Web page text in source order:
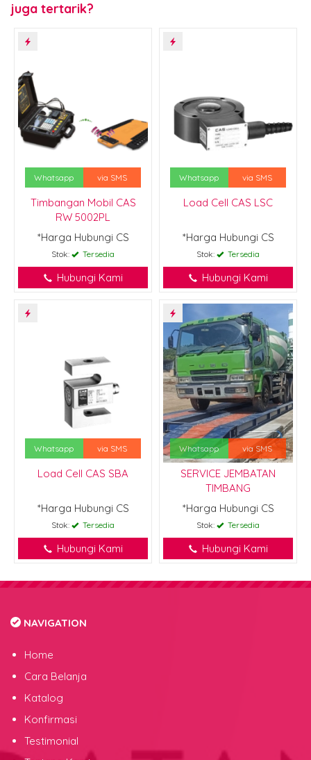
juga tertarik?
Whatsapp via SMS
Timbangan Mobil CAS
RW 5002PL
*Harga Hubungi CS
Stok: Tersedia
Hubungi Kami
Whatsapp via SMS
Load Cell CAS LSC
*Harga Hubungi CS
Stok: Tersedia
Hubungi Kami
Whatsapp via SMS
Load Cell CAS SBA
*Harga Hubungi CS
Stok: Tersedia
Hubungi Kami
Whatsapp via SMS
SERVICE JEMBATAN
TIMBANG
*Harga Hubungi CS
Stok: Tersedia
Hubungi Kami
NAVIGATION
Home
Cara Belanja
Katalog
Konfirmasi
Testimonial